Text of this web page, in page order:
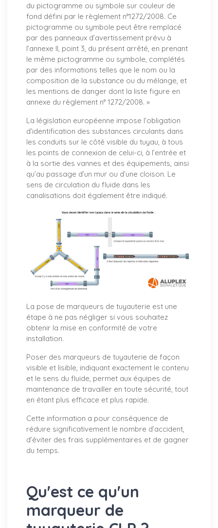
du pictogramme ou symbole sur couleur de
fond défini par le règlement n°1272/2008. Ce
pictogramme ou symbole peut être remplacé
par des panneaux d’avertissement prévu à
l’annexe II, point 3, du présent arrêté, en prenant
le même pictogramme ou symbole, complétés
par des informations telles que le nom ou la
composition de la substance ou du mélange, et
les mentions de danger dont la liste figure en
annexe du règlement n° 1272/2008. »
La législation européenne impose l’obligation
d’identification des substances circulants dans
les conduits sur le côté visible du tuyau, à tous
les points de connexion de celui-ci, à l’entrée et
à la sortie des vannes et des équipements, ainsi
qu’au passage d’un mur ou d’une cloison. Le
sens de circulation du fluide dans les
canalisations doit également être indiqué.
La pose de marqueurs de tuyauterie est une
étape à ne pas négliger si vous souhaitez
obtenir la mise en conformité de votre
installation.
Poser des marqueurs de tuyauterie de façon
visible et lisible, indiquant exactement le contenu
et le sens du fluide, permet aux équipes de
maintenance de travailler en toute sécurité, tout
en étant plus efficace et plus rapide.
Cette information a pour conséquence de
réduire significativement le nombre d’accident,
d’éviter des frais supplémentaires et de gagner
du temps.
Qu'est ce qu'un
marqueur de